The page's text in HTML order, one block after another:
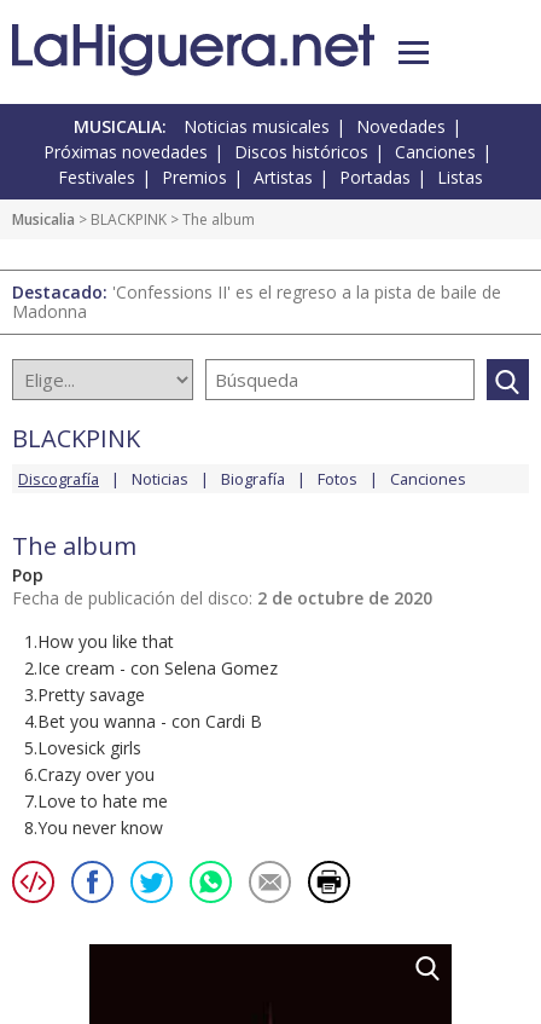
MUSICALIA: Noticias musicales
Novedades
Próximas novedades
Discos históricos
Canciones
Festivales
Premios Artistas Portadas Listas
Musicalia > BLACKPINK > The album
Destacado: 'Confessions II' es el regreso a la pista de baile de
Madonna
BLACKPINK
Discografía Noticias Biografía Fotos Canciones
The album
Pop
Fecha de publicación del disco: 2 de octubre de 2020
1.How you like that
2.Ice cream - con Selena Gomez
3.Pretty savage
4.Bet you wanna - con Cardi B
5.Lovesick girls
6.Crazy over you
7.Love to hate me
8.You never know